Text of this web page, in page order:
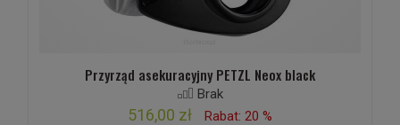
Przyrząd asekuracyjny PETZL Neox black
Brak
516,00 zł Rabat: 20 %